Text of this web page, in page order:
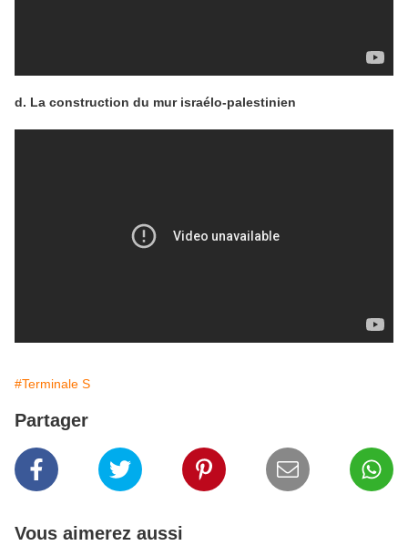
d. La construction du mur israélo-palestinien
#Terminale S
Partager
Vous aimerez aussi